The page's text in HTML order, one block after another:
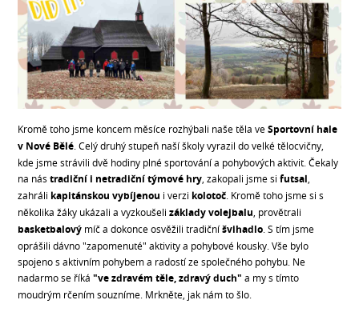
Kromě toho jsme koncem měsíce rozhýbali naše těla veSportovní hale
v Nové Bělé . Celý druhý stupeň naší školy vyrazil do velké tělocvičny,
kde jsme strávili dvě hodiny plné sportování a pohybových aktivit. Čekaly
na nás tradiční i netradiční týmové hry , zakopali jsme sifutsal
zahráli kapitánskou vybíjenou i verzi kolotoč . Kromě toho jsme si s
několika žáky ukázali a vyzkoušelizáklady volejbalu , provětrali
basketbalový míč a dokonce osvěžili tradičníšvihadlo . S tím jsme
oprášili dávno "zapomenuté" aktivity a pohybové kousky. Vše bylo
spojeno s aktivním pohybem a radostí ze společného pohybu. Ne
nadarmo se říká"ve zdravém těle, zdravý duch" a my s tímto
moudrým rčením souzníme. Mrkněte, jak nám to šlo.